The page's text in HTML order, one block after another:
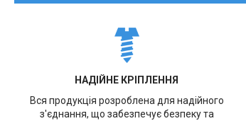
НАДІЙНЕ КРІПЛЕННЯ
Вся продукція розроблена для надійного
з'єднання, що забезпечує безпеку та